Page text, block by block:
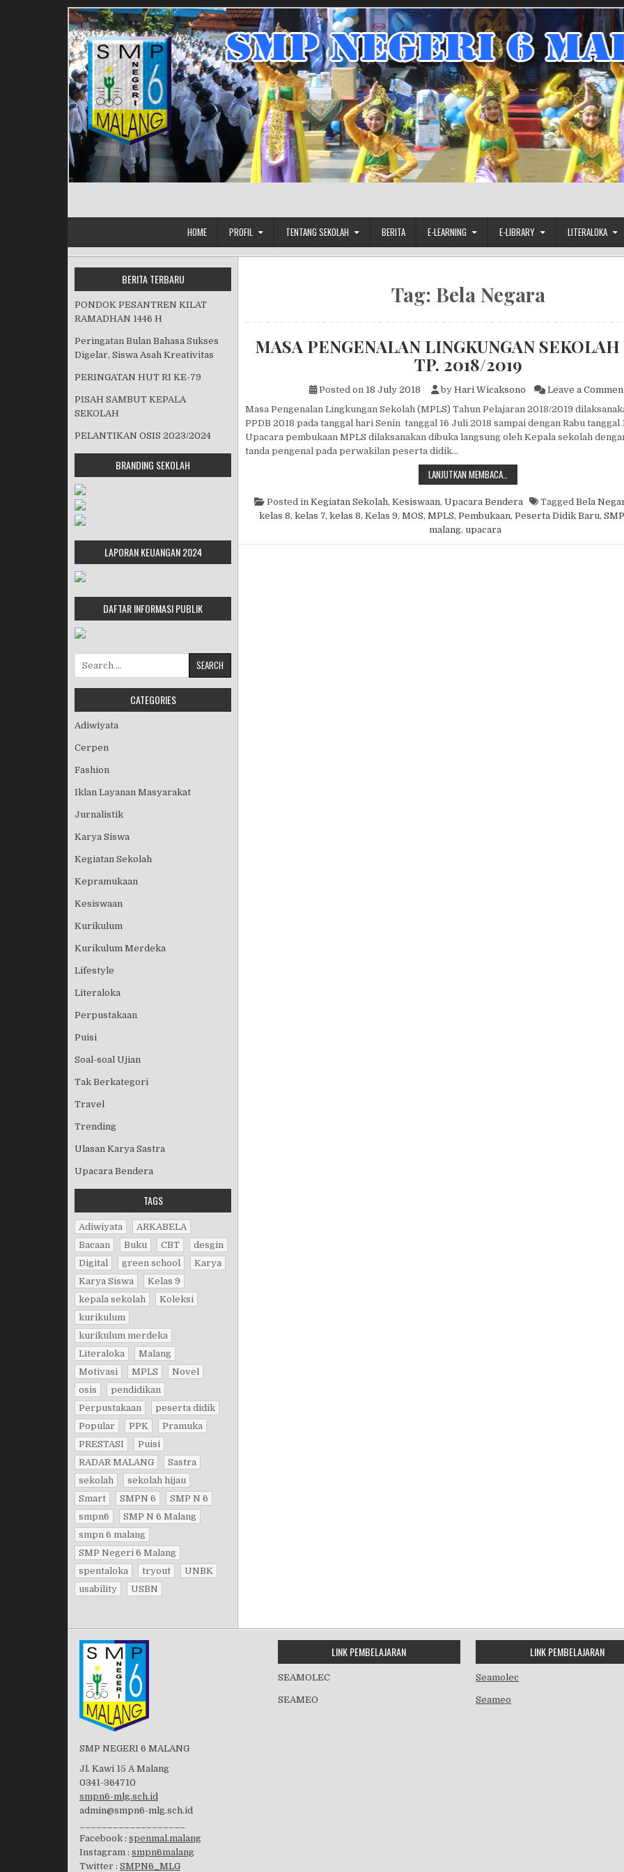
HOME PROFIL TENTANG SEKOLAH BERITA E-LEARNING E-LIBRARY LITERALOKA
Tag: Bela Negara
MASA PENGENALAN LINGKUNGAN
TP. 2018/2019
Posted on 18 July 2018 by Hari Wicaksono Leave a
Masa Pengenalan Lingkungan Sekolah (MPLS) Tahun Pelajaran 2018/2019
PPDB 2018 pada tanggal hari Senin tanggal 16 Juli 2018 sampai dengan Rabu tanggal
Upacara pembukaan MPLS dilaksanakan dibuka langsung oleh Kepala sekolah
tanda pengenal pada perwakilan peserta didik…
LANJUTKAN MEMBACA… MASA PENGENALAN
Posted in Kegiatan Sekolah, Kesiswaan, Upacara Bendera Tagged Bela
kelas 8, kelas 7, kelas 8, Kelas 9, MOS, MPLS, Pembukaan, Peserta Didik Baru,
malang, upacara
BERITA TERBARU
PONDOK PESANTREN KILAT
RAMADHAN 1446 H
Peringatan Bulan Bahasa Sukses
Digelar, Siswa Asah Kreativitas
PERINGATAN HUT RI KE-79
PISAH SAMBUT KEPALA
SEKOLAH
PELANTIKAN OSIS 2023/2024
BRANDING SEKOLAH
LAPORAN KEUANGAN 2024
DAFTAR INFORMASI PUBLIK
Search for:
CATEGORIES
Adiwiyata
Cerpen
Fashion
Iklan Layanan Masyarakat
Jurnalistik
Karya Siswa
Kegiatan Sekolah
Kepramukaan
Kesiswaan
Kurikulum
Kurikulum Merdeka
Lifestyle
Literaloka
Perpustakaan
Puisi
Soal-soal Ujian
Tak Berkategori
Travel
Trending
Ulasan Karya Sastra
Upacara Bendera
TAGS
Adiwiyata
ARKABELA
Bacaan
Buku CBT
desgin
Digital
green school
Karya
Karya Siswa
Kelas 9
kepala sekolah
Koleksi
kurikulum
kurikulum merdeka
Literaloka
Malang
Motivasi
MPLS
Novel
osis
pendidikan
Perpustakaan
peserta didik
Popular
PPK
Pramuka
PRESTASI
Puisi
RADAR MALANG
Sastra
sekolah
sekolah hijau
Smart
SMPN 6
SMP N 6
smpn6
SMP N 6 Malang
smpn 6 malang
SMP Negeri 6 Malang
spentaloka
tryout
UNBK
usability
USBN
SMP NEGERI 6 MALANG
Jl. Kawi 15 A Malang
0341-364710
smpn6-mlg.sch.id
admin@smpn6-mlg.sch.id
Facebook : spenmal.malang
Instagram : smpn6malang
Twitter : SMPN6_MLG
LINK PEMBELAJARAN
SEAMOLEC
SEAMEO
LINK PEMBELAJARAN
Seamolec
Seameo